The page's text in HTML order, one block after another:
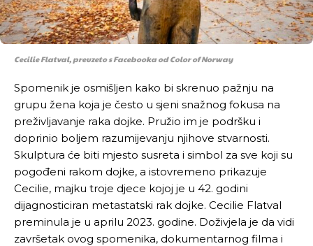
Cecilie Flatval, preuzeto s Facebooka od Color of Norway
Spomenik je osmišljen kako bi skrenuo pažnju na
grupu žena koja je često u sjeni snažnog fokusa na
preživljavanje raka dojke. Pružio im je podršku i
doprinio boljem razumijevanju njihove stvarnosti.
Skulptura će biti mjesto susreta i simbol za sve koji su
pogođeni rakom dojke, a istovremeno prikazuje
Cecilie, majku troje djece kojoj je u 42. godini
dijagnosticiran metastatski rak dojke. Cecilie Flatval
preminula je u aprilu 2023. godine. Doživjela je da vidi
završetak ovog spomenika, dokumentarnog filma i